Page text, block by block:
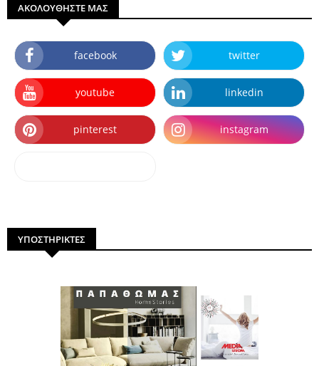
ΑΚΟΛΟΥΘΗΣΤΕ ΜΑΣ
facebook twitter
youtube linkedin
pinterest instagram
ΥΠΟΣΤΗΡΙΚΤΕΣ